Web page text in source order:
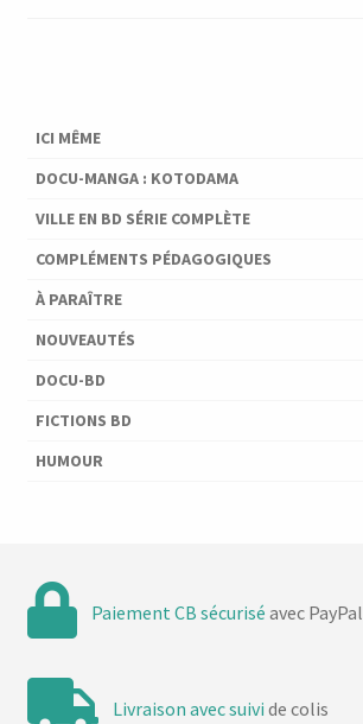
ICI MÊME
DOCU-MANGA : KOTODAMA
VILLE EN BD SÉRIE COMPLÈTE
COMPLÉMENTS PÉDAGOGIQUES
À PARAÎTRE
NOUVEAUTÉS
DOCU-BD
FICTIONS BD
HUMOUR
Paiement CB sécurisé avec PayPal
Livraison avec suivi de colis